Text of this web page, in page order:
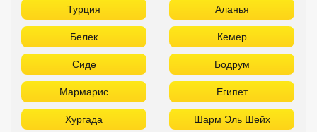
Турция Аланья
Белек Кемер
Сиде Бодрум
Мармарис Египет
Хургада Шарм Эль Шейх